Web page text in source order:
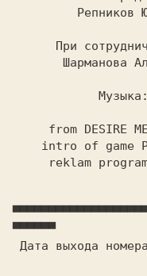
При
Шaрмaновa
            Музыка:
from DESIRE
intro of
reklam
▀▀▀▀▀▀
Дата выхода